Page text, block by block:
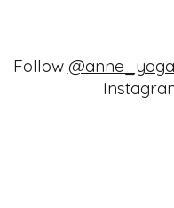
Follow